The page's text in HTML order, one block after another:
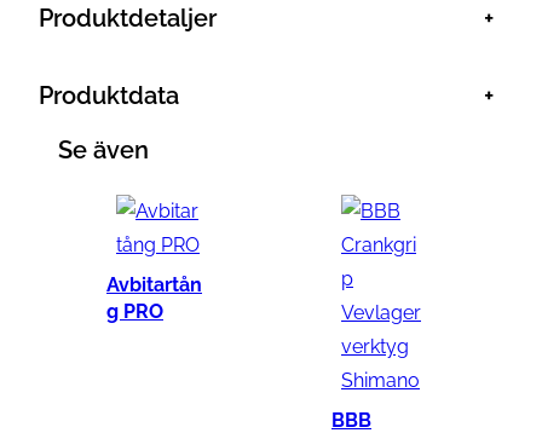
/
D
Produktdetaljer +
Produktdata
+
Se även
Avbitartån
g PRO
BBB